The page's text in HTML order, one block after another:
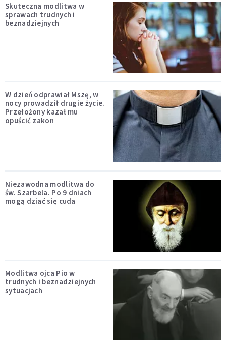
Skuteczna modlitwa w
sprawach trudnych i
beznadziejnych
W dzień odprawiał Mszę, w
nocy prowadził drugie życie.
Przełożony kazał mu
opuścić zakon
Niezawodna modlitwa do
św. Szarbela. Po 9 dniach
mogą dziać się cuda
Modlitwa ojca Pio w
trudnych i beznadziejnych
sytuacjach